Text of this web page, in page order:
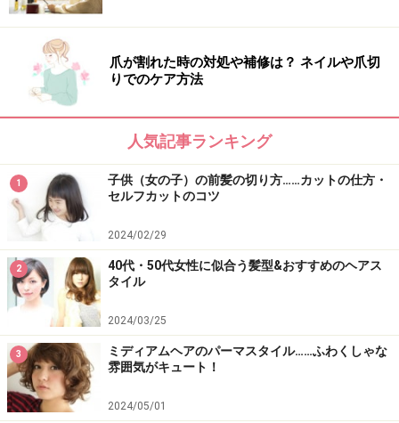
・小顔に見える！大人女子のためのひし形ミディアムヘ
長さと軽さを叶えるロングウルフ
ロング＋揺れる毛先のラフパーマで作るソフトウルフ。
ストレートだとシャープになり過ぎるので、ロングはニ
ュアンスパーマがおすすめです。
【関連記事】
レイヤーカットとは？レイヤーカットの種類や基本の髪
型
ボブの髪型3種類！切りっぱなし・前下り・前上がりの
ヘアスタイル
爪が割れた時の対処や補修は？ ネイルや爪切
りでのケア方法
人気記事ランキング
1
子供（女の子）の前髪の切り方……カットの仕方・
セルフカットのコツ
2024/02/29
2
40代・50代女性に似合う髪型&おすすめのヘアス
タイル
2024/03/25
3
ミディアムヘアのパーマスタイル……ふわくしゃな
雰囲気がキュート！
2024/05/01